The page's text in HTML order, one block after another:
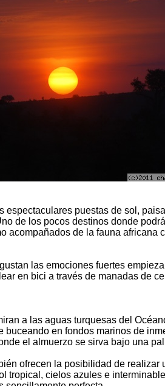
espectaculares puestas de sol,
de los pocos destinos donde
acompañados de la fauna africana
las emociones fuertes
en bici a través de manadas de
a las aguas turquesas del
en fondos marinos de
el almuerzo se sirva bajo una
ofrecen la posibilidad de
tropical, cielos azules e